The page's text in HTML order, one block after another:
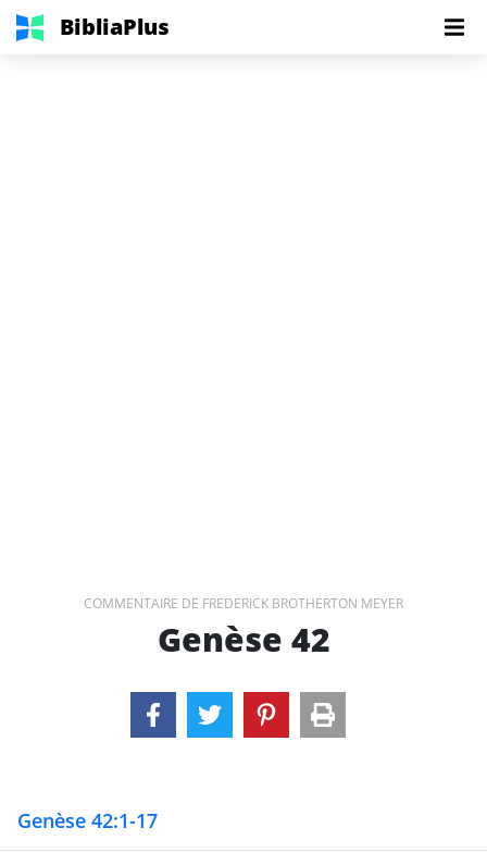
BibliaPlus
COMMENTAIRE DE FREDERICK BROTHERTON MEYER
Genèse 42
Genèse 42:1-17